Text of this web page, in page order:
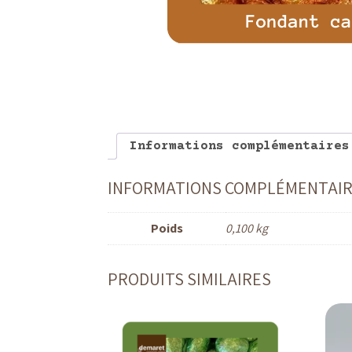
Informations complémentaires
INFORMATIONS
Poids 0,100 kg
PRODUITS SIMILAIRES